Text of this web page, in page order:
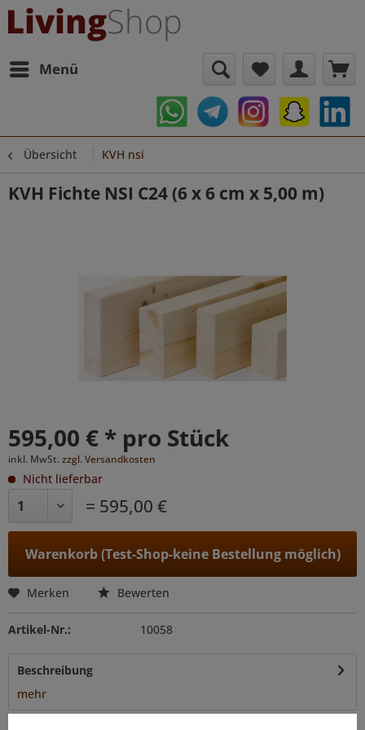
Menü
Übersicht KVH nsi
KVH Fichte NSI C24 (6 x 6 cm x 5,00 m)
595,00 € * pro Stück
inkl. MwSt. zzgl. Versandkosten
Nicht lieferbar
= 595,00 €
Warenkorb (Test-Shop-keine Bestellung möglich)
Merken Bewerten
Artikel-Nr.: 10058
Beschreibung
mehr